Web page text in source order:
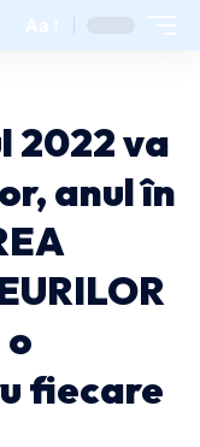
Aa
2022 va
anul în
fiecare